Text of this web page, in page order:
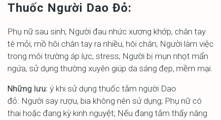
Thuốc Người Dao Đỏ:
Phụ nữ sau sinh; Người đau nhức xương khớp, chân tay
tê mỏi, mồ hôi chân tay ra nhiều, hôi chân; Người làm việc
trong môi trường áp lực, stress; Người bị mụn nhọt mẩn
ngứa, sử dụng thường xuyên giúp da sáng đẹp, mềm mại.
Những lưu: ý khi sử dụng thuốc tắm người Dao
đỏ: Người say rượu, bia không nên sử dụng; Phụ nữ có
thai hoặc đang kỳ kinh nguyệt; Nếu đang tắm thấy nâng